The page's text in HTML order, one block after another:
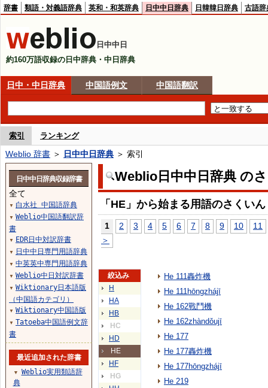
辞書 類語・対義語辞典 英和・和英辞典 日中中日辞典 日韓韓日辞典 古語辞
日中中日
約160万語収録の日中辞典・中日辞典
日中・中日辞典 中国語例文 中国語翻訳
索引 ランキング
Weblio 辞書 ＞ 日中中日辞典 ＞ 索引
Weblio日中中日辞典 の
「HE」から始まる用語のさくいん
1 2 3 4 5 6 7 8 9 10
11
＞
絞込み
H
HA
HB
HC
HD
HE
HF
HG
He 111轟炸機
He 111hōngzhájī
He 162戰鬥機
He 162zhàndǒujī
He 177
He 177轟炸機
He 177hōngzhájī
He 219
日中中日辞典収録辞書
全て
▼ 白水社 中国語辞典
▼ Weblio中国語翻訳辞
書
▼ EDR日中対訳辞書
▼ 日中中日専門用語辞典
▼ 中英英中専門用語辞典
▼ Weblio中日対訳辞書
▼ Wiktionary日本語版
（中国語カテゴリ）
▼ Wiktionary中国語版
▼ Tatoeba中国語例文辞
書
最近追加された辞書
▼
Weblio実用類語辞
典